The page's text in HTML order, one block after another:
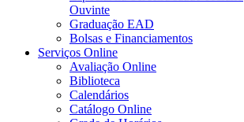
Ouvinte
Graduação EAD
Bolsas e Financiamentos
Serviços Online
Avaliação Online
Biblioteca
Calendários
Catálogo Online